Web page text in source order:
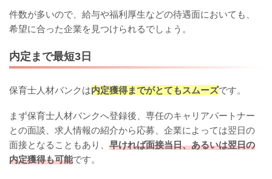
件数が多いので、給与や福利厚生などの待遇面においても、
希望に合った企業を見つけられるでしょう。
内定まで最短3日
保育士人材バンクは内定獲得までがとてもスムーズです。
まず保育士人材バンクへ登録後、専任のキャリアパートナー
との面談、求人情報の紹介から応募、企業によっては翌日の
面接となることもあり、 早ければ面接当日、あるいは翌日の
内定獲得も可能です。